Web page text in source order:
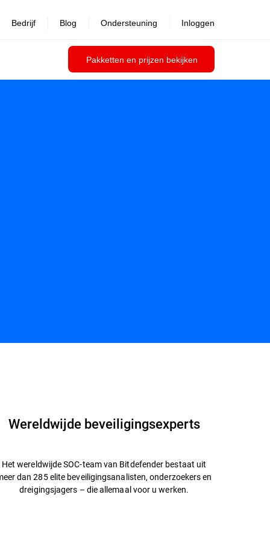
Pakketten en prijzen bekijken
Bedrijf Blog Ondersteuning Inloggen
Wereldwijde beveiligingsexperts
Het wereldwijde SOC-team van Bitdefender bestaat uit
dan 285 elite beveiligingsanalisten, onderzoekers en
dreigingsjagers – die allemaal voor u werken.